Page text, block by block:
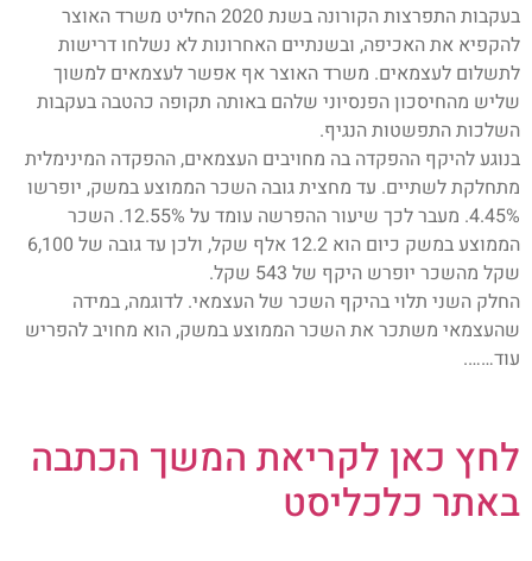
בעקבות התפרצות הקורונה בשנת 2020 החליט משרד האוצר
להקפיא את האכיפה, ובשנתיים האחרונות לא נשלחו דרישות
לתשלום לעצמאים. משרד האוצר אף אפשר לעצמאים למשוך
שליש מהחיסכון הפנסיוני שלהם באותה תקופה כהטבה בעקבות
השלכות התפשטות הנגיף.
בנוגע להיקף ההפקדה בה מחויבים העצמאים, ההפקדה המינימלית
מתחלקת לשתיים. עד מחצית גובה השכר הממוצע במשק, יופרשו
4.45%. מעבר לכך שיעור ההפרשה עומד על 12.55%. השכר
הממוצע במשק כיום הוא 12.2 אלף שקל, ולכן עד גובה של 6,100
שקל מהשכר יופרש היקף של 543 שקל.
החלק השני תלוי בהיקף השכר של העצמאי. לדוגמה, במידה
שהעצמאי משתכר את השכר הממוצע במשק, הוא מחויב להפריש
עוד…….
לחץ כאן לקריאת המשך הכתבה
באתר כלכליסט